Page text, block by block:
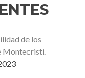
de los
Montecristi.